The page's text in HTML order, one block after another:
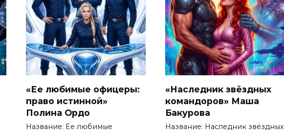
«Ее любимые офицеры:
право истинной»
Полина Ордо
Название: Ее любимые
«Наследник звёздных
командоров» Маша
Бакурова
Название: Наследник звёздных